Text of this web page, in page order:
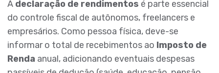
A declaração de rendimentos é parte essencial
do controle fiscal de autônomos, freelancers e
empresários. Como pessoa física, deve-se
informar o total de recebimentos ao Imposto de
Renda anual, adicionando eventuais despesas